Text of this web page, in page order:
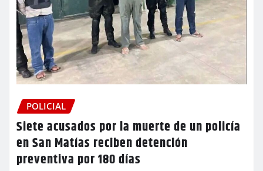
POLICIAL
Siete acusados por la muerte de un policía
en San Matías reciben detención
preventiva por 180 días